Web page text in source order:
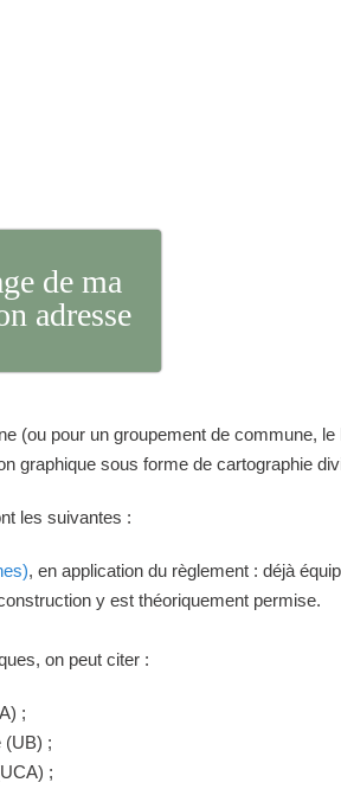
de ma
adresse
(ou pour un groupement de commune,
graphique sous forme de cartographie
les suivantes :
, en application du règlement : déjà
y est théoriquement permise.
on peut citer :
;
(UB) ;
;